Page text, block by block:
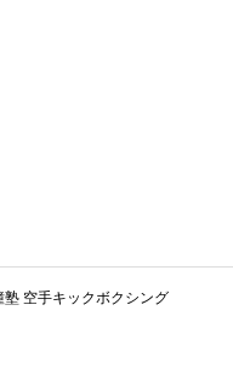
空手キックボクシング